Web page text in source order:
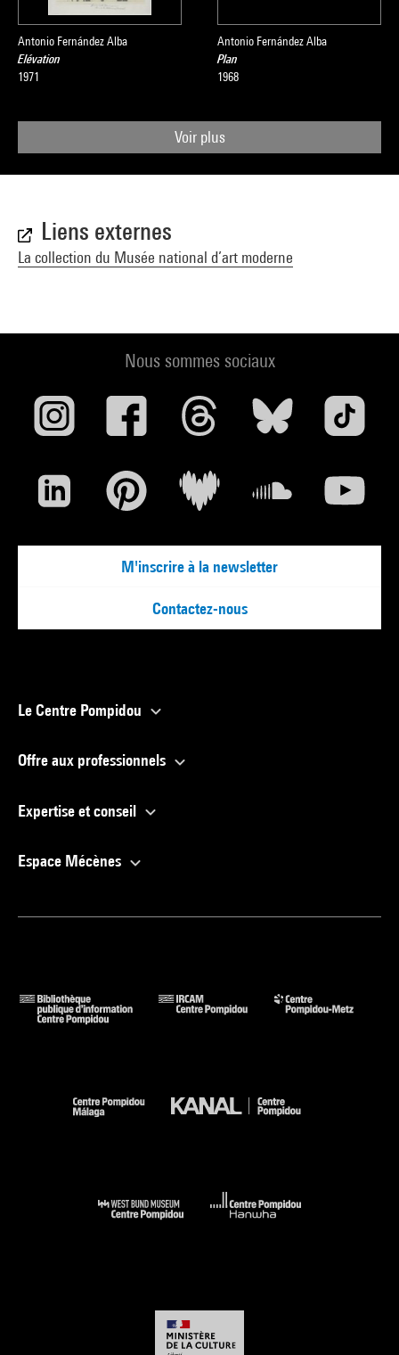
Antonio Fernández Alba
Elévation
1971
Antonio Fernández Alba
Plan
1968
Voir plus
Liens externes
La collection du Musée national d’art moderne
Nous sommes sociaux
M'inscrire à la newsletter
Contactez-nous
Le Centre Pompidou
Offre aux professionnels
Expertise et conseil
Espace Mécènes